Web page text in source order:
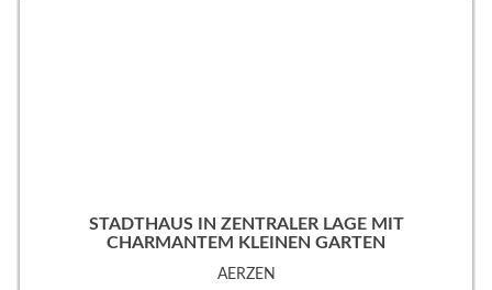
STADTHAUS IN ZENTRALER LAGE MIT
CHARMANTEM KLEINEN GARTEN
AERZEN